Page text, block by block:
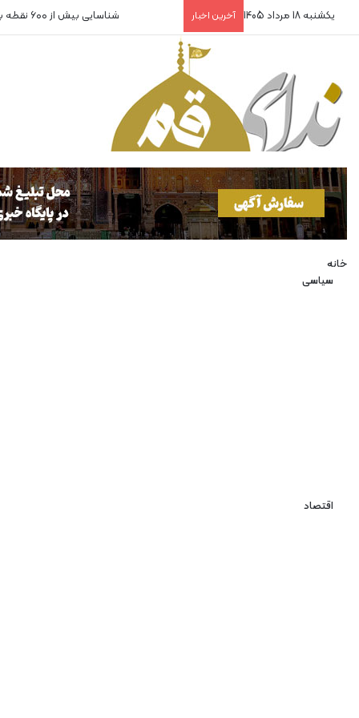
یکشنبه 18 مرداد 1405 آخرین اخبار شناسایی بیش از ۶۰۰ نقطه برای پناهگاه
خانه
سیاسی
اقتصاد